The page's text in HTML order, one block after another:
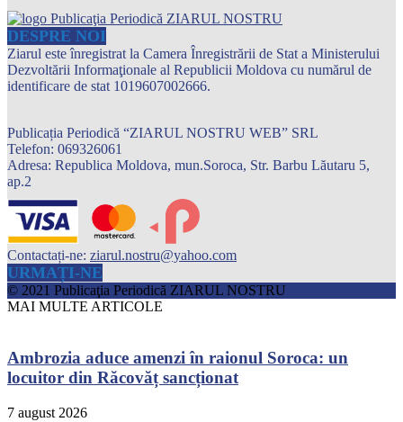
DESPRE NOI
Ziarul este înregistrat la Camera Înregistrării de Stat a Ministerului
Dezvoltării Informaţionale al Republicii Moldova cu numărul de
identificare de stat 1019607002666.
Publicația Periodică “ZIARUL NOSTRU WEB” SRL
Telefon: 069326061
Adresa: Republica Moldova, mun.Soroca, Str. Barbu Lăutaru 5,
ap.2
Contactați-ne: ziarul.nostru@yahoo.com
URMAȚI-NE
© 2021 Publicaţia Periodică ZIARUL NOSTRU
MAI MULTE ARTICOLE
Ambrozia aduce amenzi în raionul Soroca: un
locuitor din Răcovăț sancționat
7 august 2026